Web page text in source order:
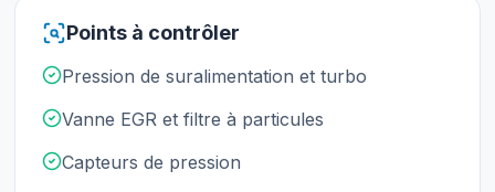
Points à contrôler
Pression de suralimentation et turbo
Vanne EGR et filtre à particules
Capteurs de pression